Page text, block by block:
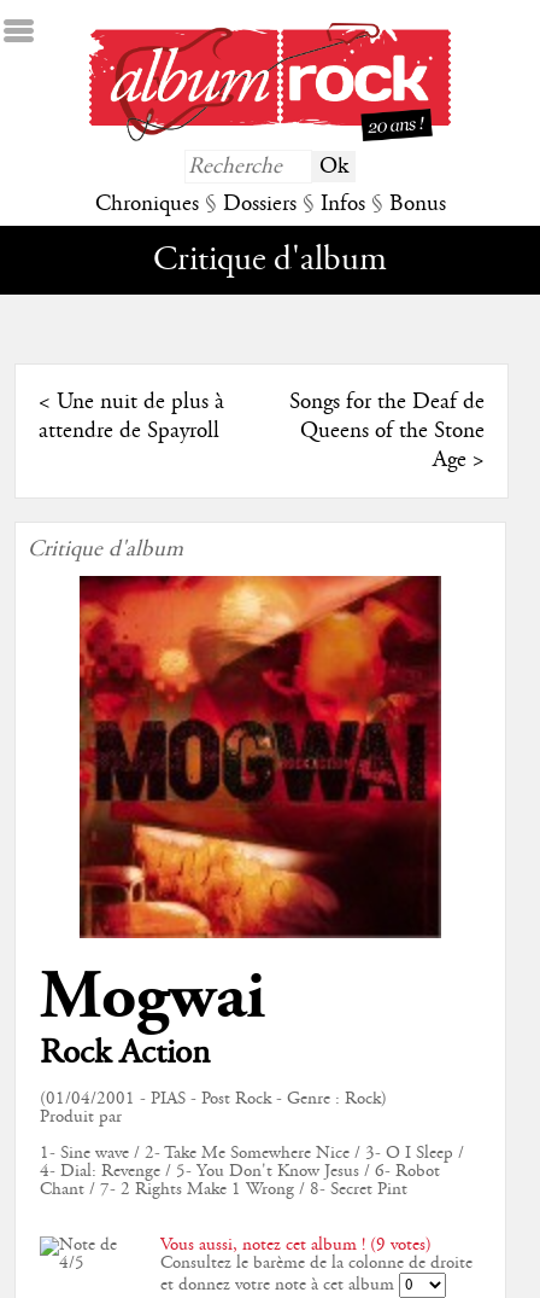
Chroniques § Dossiers § Infos § Bonus
Critique d'album
< Une nuit de plus à
attendre de Spayroll
Songs for the Deaf de
Queens of the Stone
Age>
Critique d'album
Mogwai
Rock Action
(01/04/2001 - PIAS - Post Rock - Genre : Rock)
Produit par
1- Sine wave / 2- Take Me Somewhere Nice / 3- O I Sleep /
4- Dial: Revenge / 5- You Don't Know Jesus / 6- Robot
Chant / 7- 2 Rights Make 1 Wrong / 8- Secret Pint
Vous aussi, notez cet album ! (9 votes)
Consultez le barème de la colonne de droite
et donnez votre note à cet album